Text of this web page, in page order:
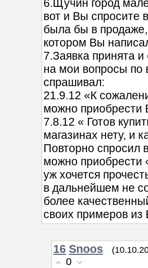
6.Щучин город
вот и Вы спросите
была бы в
котором Вы
7.Заявка принята и
на мои вопросы по
спрашивал:
21.9.12 «К
можно приобрести
7.8.12 « Готов
магазинах нету, и
Повторно спросил
можно
уж хочется
в дальнейшем не
более
своих примеров
16 Snoos
0